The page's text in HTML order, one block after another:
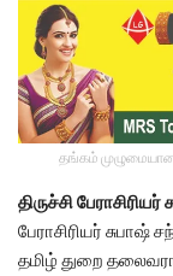
தங்கம் முழுமையான
திருச்சி
பேராசிரியர் சுபாஷ்
தமிழ் துறை